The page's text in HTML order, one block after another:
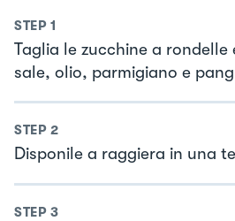
STEP 1
Taglia le zucchine a rondelle
sale, olio, parmigiano e
STEP 2
Disponile a raggiera in una
STEP 3